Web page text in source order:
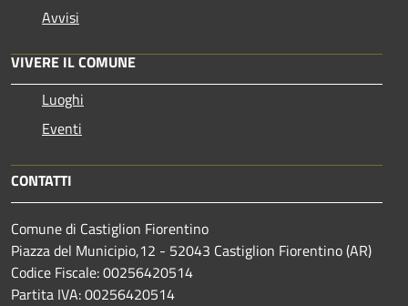
Avvisi
VIVERE IL COMUNE
Luoghi
Eventi
CONTATTI
Comune di Castiglion Fiorentino
Piazza del Municipio,12 - 52043 Castiglion Fiorentino (AR)
Codice Fiscale: 00256420514
Partita IVA: 00256420514